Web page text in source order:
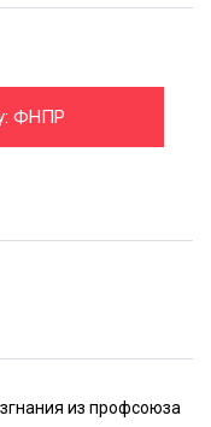
ФНПР
из профсоюза